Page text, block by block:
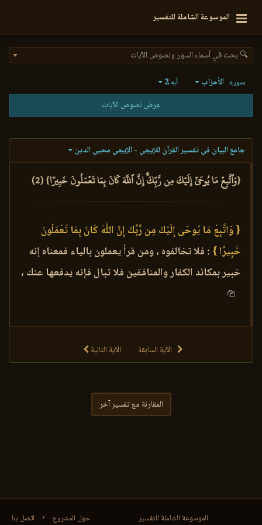
الموسوعة الشاملة للتفسير
🔍 بحث في أسماء السور ونصوص الآيات
سورة الأحزاب آية 2
عرض نصوص الآيات
جامع البيان في تفسير القرآن للإيجي - الإيجي محيي الدين
{وَٱتَّبِعۡ مَا يُوحَىٰٓ إِلَيۡكَ مِن رَّبِّكَۚ إِنَّ ٱللَّهَ كَانَ بِمَا تَعۡمَلُونَ خَبِيرٗا} (2)
{ وَاتَّبِعْ مَا يُوحَى إِلَيْكَ مِن رَّبِّكَ إِنَّ اللَّهَ كَانَ بِمَا تَعْمَلُونَ
خَبِيرًا } : فلا تخالفوه ، ومن قرأ يعملون بالياء فمعناه إنه
خبير بمكائد الكفار والمنافقين فلا تبال فإنه يدفعها عنك ،
الآية السابقة الآية التالية
المقارنة مع تفسير آخر
حول المشروع • اتصل بنا الموسوعة الشاملة للتفسير